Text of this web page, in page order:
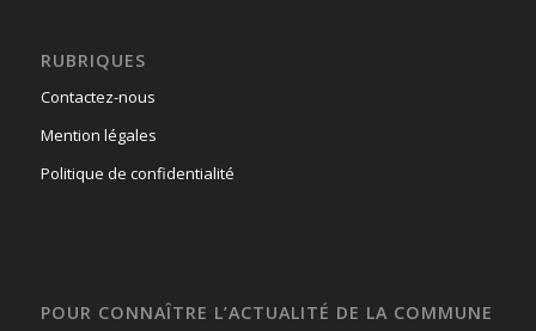
RUBRIQUES
Contactez-nous
Mention légales
Politique de confidentialité
POUR CONNAÎTRE L’ACTUALITÉ DE LA COMMUNE